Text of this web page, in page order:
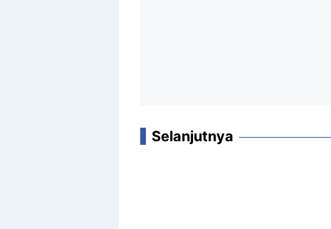
Selanjutnya